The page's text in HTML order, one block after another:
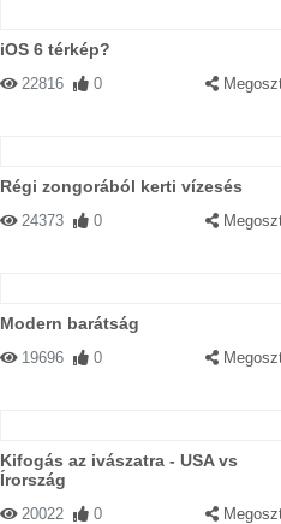
iOS 6 térkép?
22816 0
Régi zongorából kerti vízesés
24373 0
Modern barátság
19696 0
Kifogás az ivászatra - USA vs
Írország
20022 0